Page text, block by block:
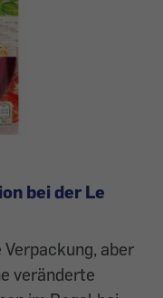
bei der Le
aber
veränderte